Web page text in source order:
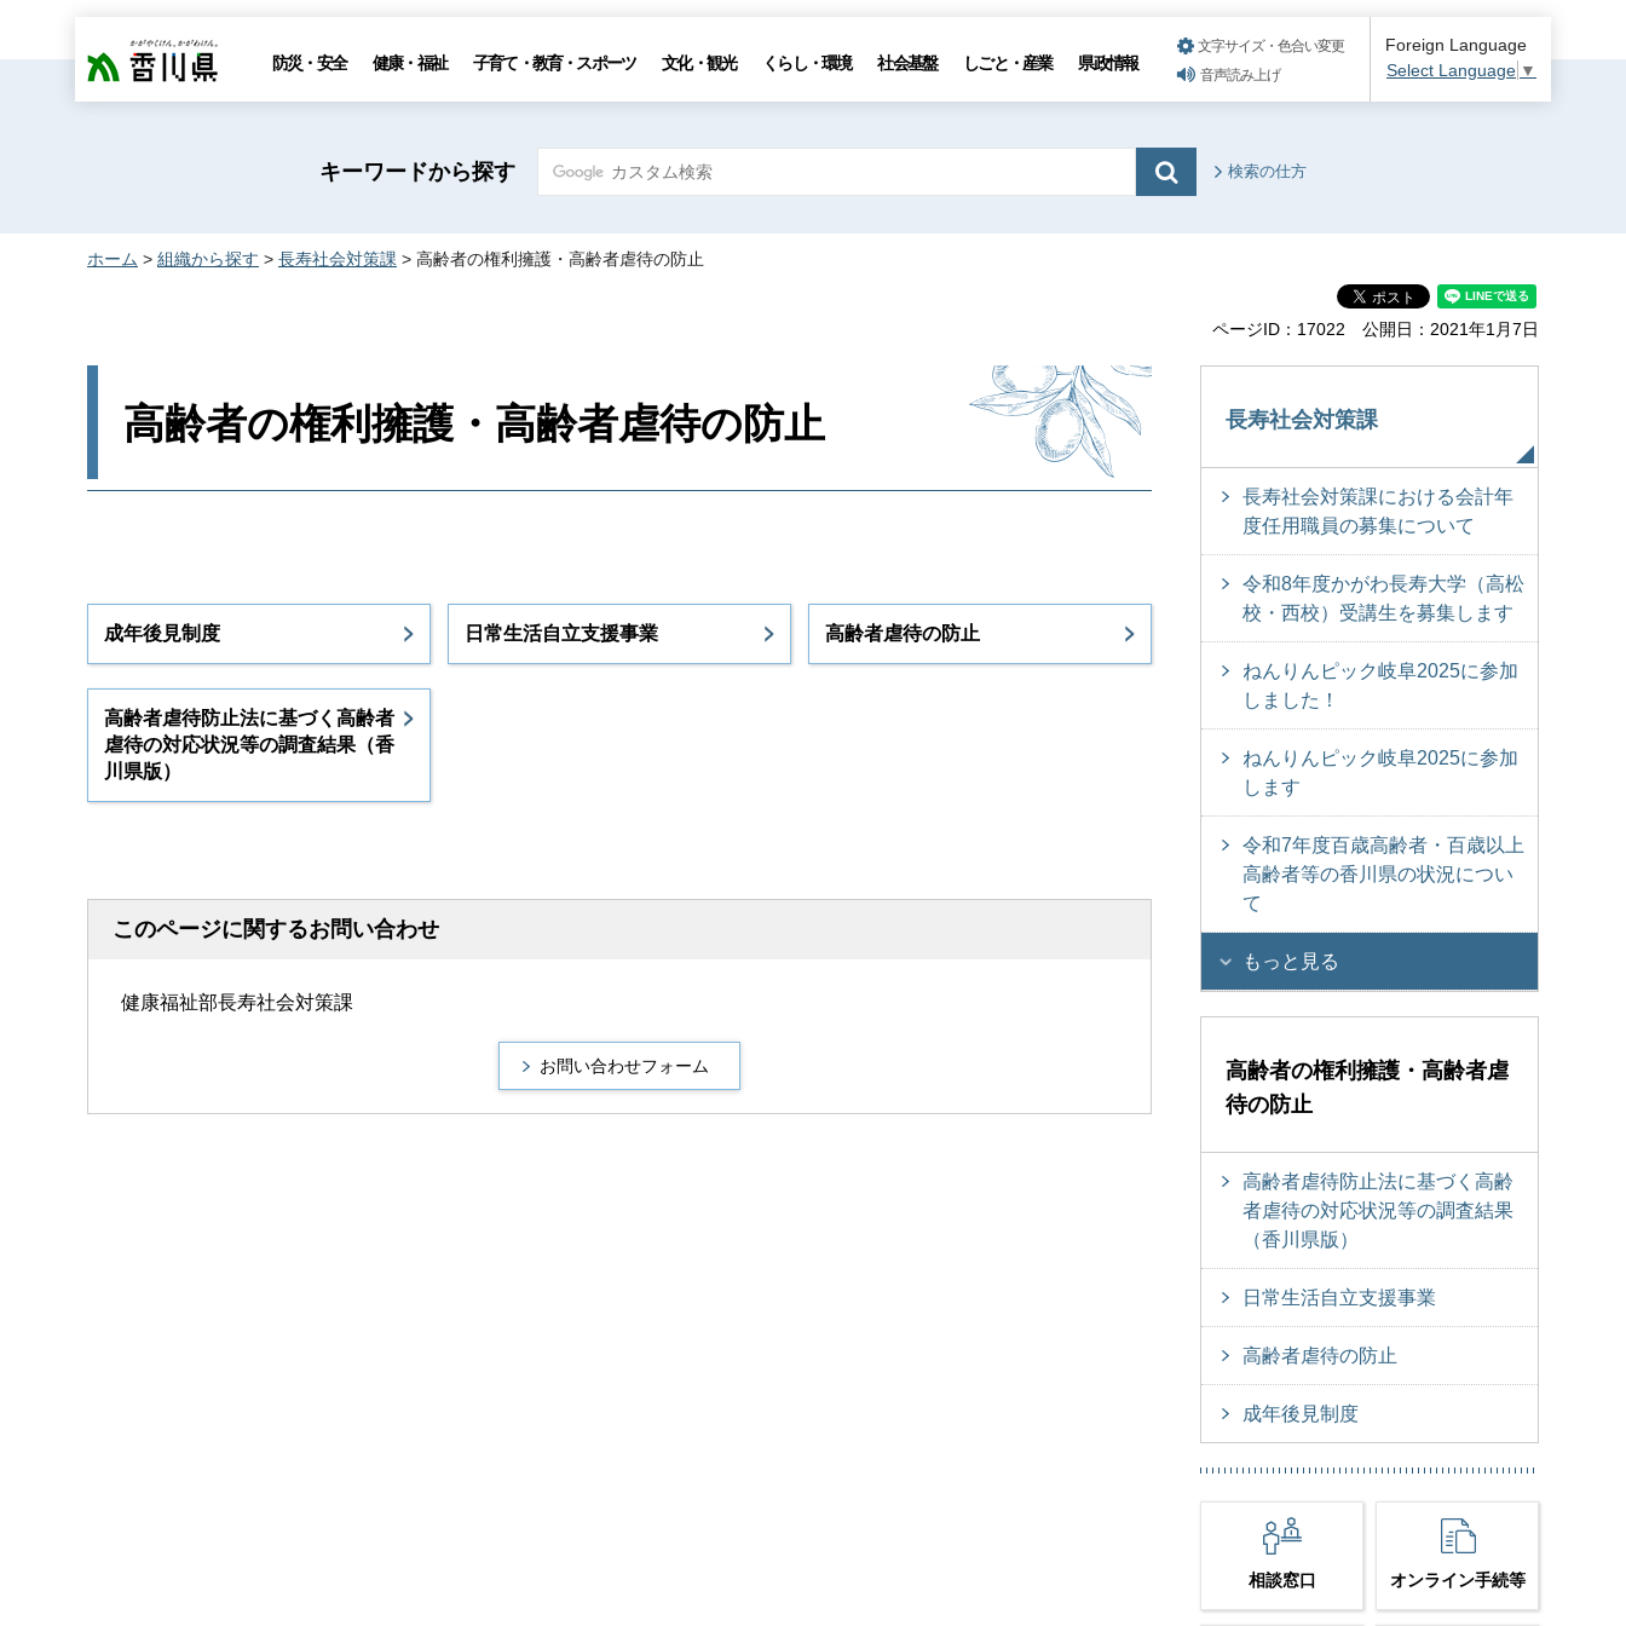
香川県 防災・安全 健康・福祉 子育て・教育・スポーツ 文化・観光 くらし・環境 社会基盤 しごと・産業 県政情報
文字サイズ・色合い変更
音声読み上げ
Foreign Language
Select Language ▼
キーワードから探す 検索の仕方
ホーム > 組織から探す > 長寿社会対策課 > 高齢者の権利擁護・高齢者虐待の防止
ページID：17022 公開日：2021年1月7日
高齢者の権利擁護・高齢者虐待の防止
成年後見制度 日常生活自立支援事業 高齢者虐待の防止
高齢者虐待防止法に基づく高齢者
虐待の対応状況等の調査結果（香
川県版）
このページに関するお問い合わせ
健康福祉部長寿社会対策課
長寿社会対策課
長寿社会対策課における会計年
度任用職員の募集について
令和8年度かがわ長寿大学（高松
校・西校）受講生を募集します
ねんりんピック岐阜2025に参加
しました！
ねんりんピック岐阜2025に参加
します
令和7年度百歳高齢者・百歳以上
高齢者等の香川県の状況につい
て
もっと見る
高齢者の権利擁護・高齢者虐
待の防止
高齢者虐待防止法に基づく高齢
者虐待の対応状況等の調査結果
（香川県版）
日常生活自立支援事業
高齢者虐待の防止
成年後見制度
相談窓口 オンライン手続等